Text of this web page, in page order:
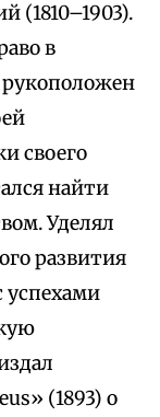
(1810–1903).
в
своего
найти
Уделял
развития
успехами
(1893) о